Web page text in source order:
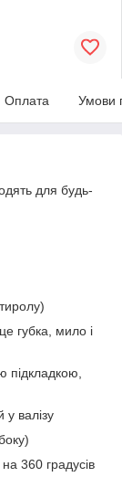
Оплата Умови
для будь-
губка, мило і
підкладкою,
валізу
360 градусів